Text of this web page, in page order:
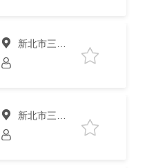
新北市三峽區
新北市三峽區